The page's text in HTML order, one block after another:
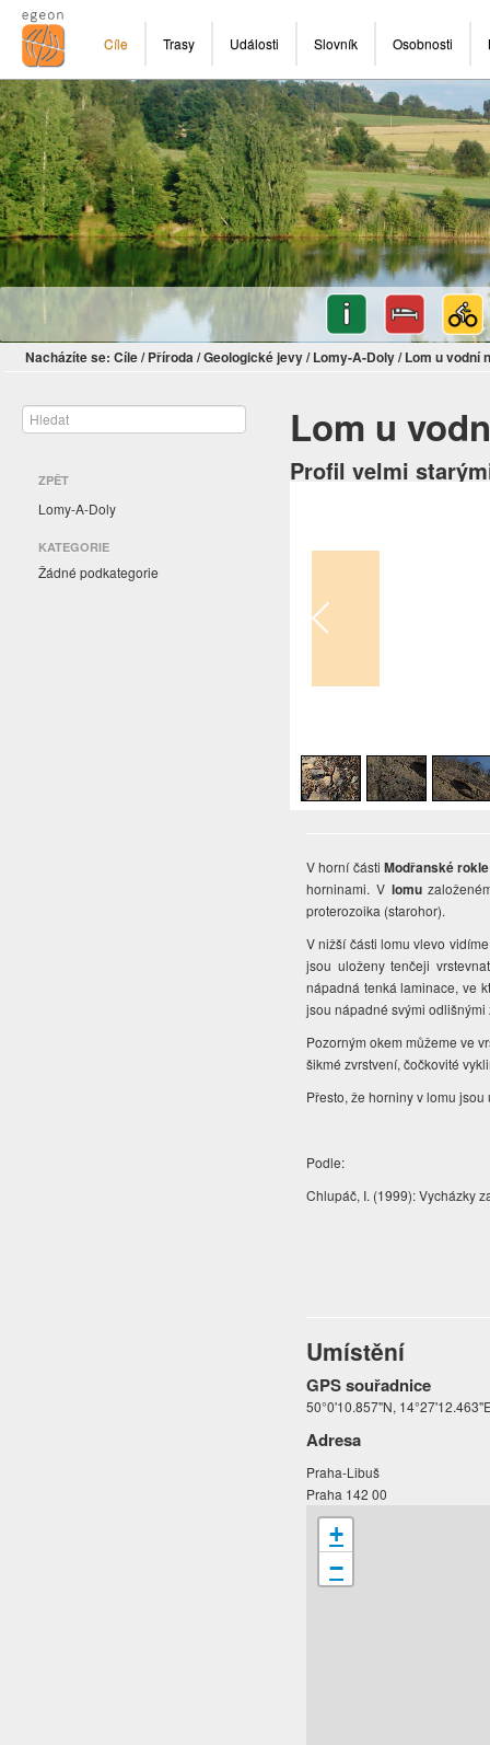
Cíle Trasy Události Slovník Osobnosti
Nacházíte se: Cíle/ Příroda/Geologické jevy/ Lomy-A-Doly/ Lom u vodní
ZPĚT
Lomy-A-Doly
KATEGORIE
Žádné podkategorie
Lom u
Profil velmi
V horní částiModřanské
horninami. Vlomu
proterozoika (starohor).
V nižší části lomu vlevo
jsou uloženy tenčeji
nápadná tenká laminace, ve
jsou nápadné svými
Pozorným okem můžeme ve
šikmé zvrstvení, čočkovité
Přesto, že horniny v lomu
Podle:
Chlupáč, I. (1999): Vycházky
Umístění
GPS souřadnice
50°0'10.857"N,
Adresa
Praha-Libuš
Praha 142 00
+
−